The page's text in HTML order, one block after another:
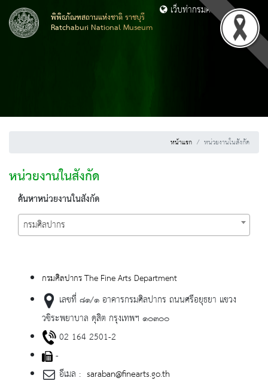
พิพิธภัณฑสถานแห่งชาติ ราชบุรี
Ratchaburi National Museum
เว็บท่ากรมศิลปากร
หน้าแรก หน่วยงานในสังกัด
หน่วยงานในสังกัด
ค้นหาหน่วยงานในสังกัด
กรมศิลปากร
กรมศิลปากร The Fine Arts Department
เลขที่ ๘๑/๑ อาคารกรมศิลปากร ถนนศรีอยุธยา แขวง
วชิระพยาบาล ดุสิต กรุงเทพฯ ๑๐๓๐๐
02 164 2501-2
-
อีเมล : saraban@finearts.go.th